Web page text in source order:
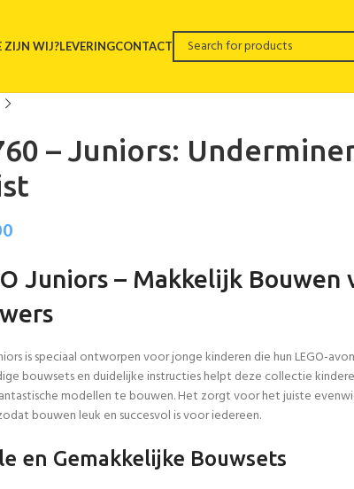
ZIJN WIJ?LEVERINGCONTACT
– Juniors:
Juniors – Makkelijk Bouwen
is speciaal ontworpen voor jonge kinderen die hun LEGO-
bouwsets en duidelijke instructies helpt deze collectie
modellen te bouwen. Het zorgt voor het juiste
bouwen leuk en succesvol is voor iedereen.
en Gemakkelijke Bouwsets